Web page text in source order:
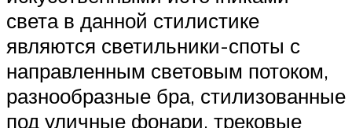
света в данной стилистике
являются светильники-споты с
направленным световым потоком,
разнообразные бра, стилизованные
под уличные фонари, трековые